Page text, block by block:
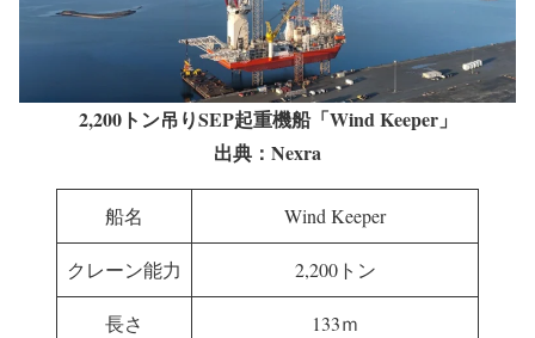
2,200トン吊りSEP起重機船「Wind Keeper」
出典：Nexra
船名 Wind Keeper
クレーン能力 2,200トン
長さ 133ｍ